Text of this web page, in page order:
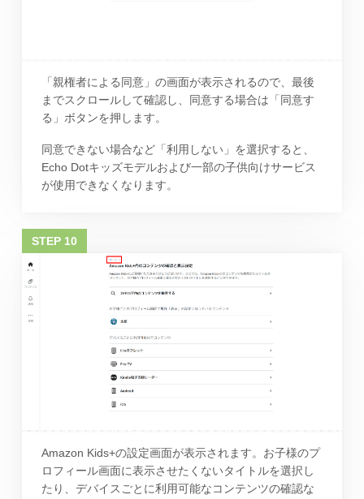
「親権者による同意」の画面が表示されるので、最後
までスクロールして確認し、同意する場合は「同意す
る」ボタンを押します。
同意できない場合など「利用しない」を選択すると、
Echo Dotキッズモデルおよび一部の子供向けサービス
が使用できなくなります。
Amazon Kids+の設定画面が表示されます。お子様のプ
ロフィール画面に表示させたくないタイトルを選択し
たり、デバイスごとに利用可能なコンテンツの確認な